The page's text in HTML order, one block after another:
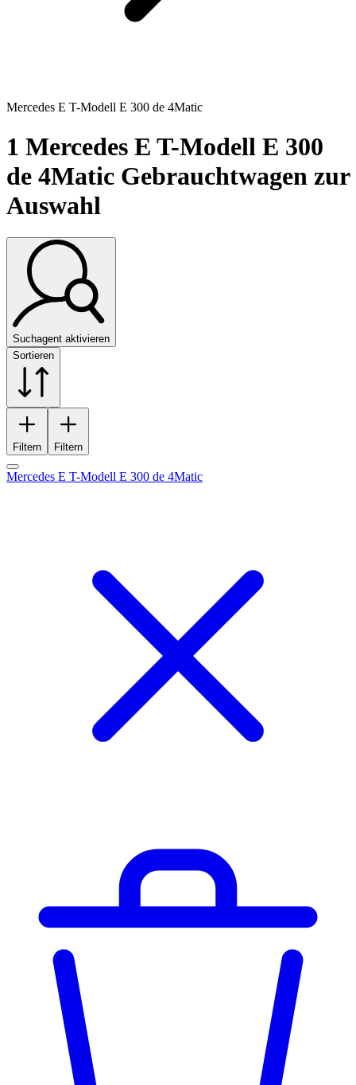
Mercedes E T-Modell E 300 de 4Matic
1 Mercedes E T-Modell E 300
de 4Matic Gebrauchtwagen zur
Auswahl
Suchagent aktivieren
Sortieren
Filtern Filtern
Mercedes E T-Modell E 300 de 4Matic